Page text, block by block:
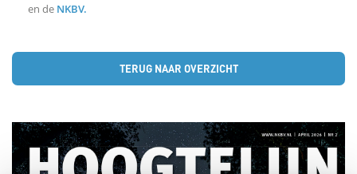
en de NKBV.
TERUG NAAR OVERZICHT